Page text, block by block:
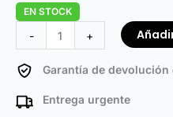
base a
valoraciones
EN STOCK
-
Baits
for
(500
+
Garantía de devolución
Entrega urgente